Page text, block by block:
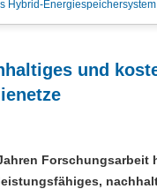
Hybrid-
und
Forschungsarbeit